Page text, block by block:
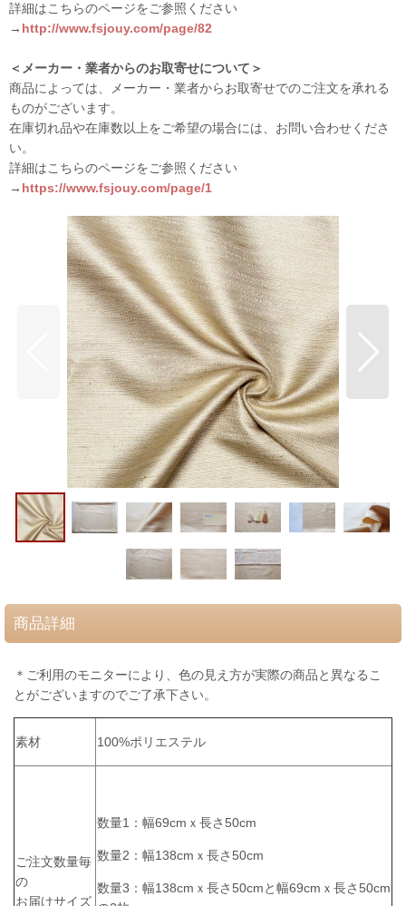
詳細はこちらのページをご参照ください
→ http://www.fsjouy.com/page/82
＜メーカー・業者からのお取寄せについて＞
商品によっては、メーカー・業者からお取寄せでのご注文を承れる
ものがございます。
在庫切れ品や在庫数以上をご希望の場合には、お問い合わせくださ
い。
詳細はこちらのページをご参照ください
→ https://www.fsjouy.com/page/1
商品詳細
＊ご利用のモニターにより、色の見え方が実際の商品と異なるこ
とがございますのでご了承下さい。
素材 100%ポリエステル
ご注文数量毎
の
お届けサイズ
数量1：幅69cmｘ長さ50cm
数量2：幅138cmｘ長さ50cm
数量3： 幅138cmｘ長さ50cmと幅69cmｘ長さ50cm